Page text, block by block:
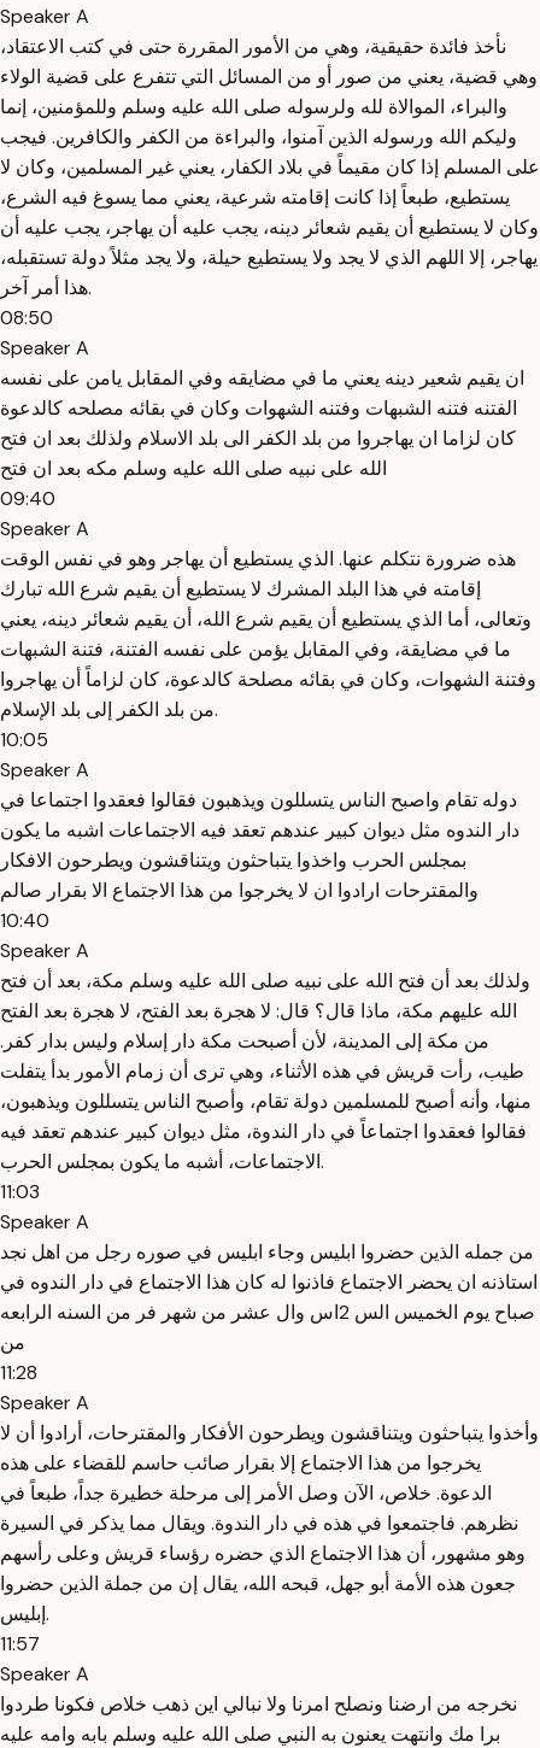
Speaker A
نأخذ فائدة حقيقية، وهي من الأمور المقررة حتى في كتب الاعتقاد،
وهي قضية، يعني من صور أو من المسائل التي تتفرع على قضية الولاء
والبراء، الموالاة لله ولرسوله صلى الله عليه وسلم وللمؤمنين، إنما
وليكم الله ورسوله الذين آمنوا، والبراءة من الكفر والكافرين. فيجب
على المسلم إذا كان مقيماً في بلاد الكفار، يعني غير المسلمين، وكان لا
يستطيع، طبعاً إذا كانت إقامته شرعية، يعني مما يسوغ فيه الشرع،
وكان لا يستطيع أن يقيم شعائر دينه، يجب عليه أن يهاجر، يجب عليه أن
يهاجر، إلا اللهم الذي لا يجد ولا يستطيع حيلة، ولا يجد مثلاً دولة تستقبله،
هذا أمر آخر.
08:50
Speaker A
ان يقيم شعير دينه يعني ما في مضايقه وفي المقابل يامن على نفسه
الفتنه فتنه الشبهات وفتنه الشهوات وكان في بقائه مصلحه كالدعوة
كان لزاما ان يهاجروا من بلد الكفر الى بلد الاسلام ولذلك بعد ان فتح
الله على نبيه صلى الله عليه وسلم مكه بعد ان فتح
09:40
Speaker A
هذه ضرورة نتكلم عنها. الذي يستطيع أن يهاجر وهو في نفس الوقت
إقامته في هذا البلد المشرك لا يستطيع أن يقيم شرع الله تبارك
وتعالى، أما الذي يستطيع أن يقيم شرع الله، أن يقيم شعائر دينه، يعني
ما في مضايقة، وفي المقابل يؤمن على نفسه الفتنة، فتنة الشبهات
وفتنة الشهوات، وكان في بقائه مصلحة كالدعوة، كان لزاماً أن يهاجروا
من بلد الكفر إلى بلد الإسلام.
10:05
Speaker A
دوله تقام واصبح الناس يتسللون ويذهبون فقالوا فعقدوا اجتماعا في
دار الندوه مثل ديوان كبير عندهم تعقد فيه الاجتماعات اشبه ما يكون
بمجلس الحرب واخذوا يتباحثون ويتناقشون ويطرحون الافكار
والمقترحات ارادوا ان لا يخرجوا من هذا الاجتماع الا بقرار صالم
10:40
Speaker A
ولذلك بعد أن فتح الله على نبيه صلى الله عليه وسلم مكة، بعد أن فتح
الله عليهم مكة، ماذا قال؟ قال: لا هجرة بعد الفتح، لا هجرة بعد الفتح
من مكة إلى المدينة، لأن أصبحت مكة دار إسلام وليس بدار كفر.
طيب، رأت قريش في هذه الأثناء، وهي ترى أن زمام الأمور بدأ يتفلت
منها، وأنه أصبح للمسلمين دولة تقام، وأصبح الناس يتسللون ويذهبون،
فقالوا فعقدوا اجتماعاً في دار الندوة، مثل ديوان كبير عندهم تعقد فيه
الاجتماعات، أشبه ما يكون بمجلس الحرب.
11:03
Speaker A
من جمله الذين حضروا ابليس وجاء ابليس في صوره رجل من اهل نجد
استاذنه ان يحضر الاجتماع فاذنوا له كان هذا الاجتماع في دار الندوه في
صباح يوم الخميس الس 2اس وال عشر من شهر فر من السنه الرابعه
من
11:28
Speaker A
وأخذوا يتباحثون ويتناقشون ويطرحون الأفكار والمقترحات، أرادوا أن لا
يخرجوا من هذا الاجتماع إلا بقرار صائب حاسم للقضاء على هذه
الدعوة. خلاص، الآن وصل الأمر إلى مرحلة خطيرة جداً، طبعاً في
نظرهم. فاجتمعوا في هذه في دار الندوة. ويقال مما يذكر في السيرة
وهو مشهور، أن هذا الاجتماع الذي حضره رؤساء قريش وعلى رأسهم
جعون هذه الأمة أبو جهل، قبحه الله، يقال إن من جملة الذين حضروا
إبليس.
11:57
Speaker A
نخرجه من ارضنا ونصلح امرنا ولا نبالي اين ذهب خلاص فكونا طردوا
برا مك وانتهت يعنون به النبي صلى الله عليه وسلم بابه وامه عليه